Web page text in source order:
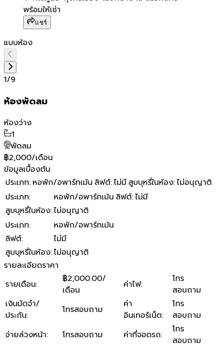
พร้อมให้เช่า
แชร์
แบบห้อง
1/9
ห้องพัดลม
ห้องว่าง
1
พัดลม
฿2,000/เดือน
ข้อมูลเบื้องต้น
ประเภท: หอพัก/อพาร์ทเม้น ลิฟต์:ไม่มี สูบบุหรี่ในห้อง:ไม่อนุญาติ
ประเภท: หอพัก/อพาร์ทเม้น ลิฟต์:ไม่มี
สูบบุหรี่ในห้อง:ไม่อนุญาติ
ประเภท:
หอพัก/อพาร์ทเม้น
ลิฟต์:
ไม่มี
สูบบุหรี่ในห้อง:ไม่อนุญาติ
รายละเอียดราคา
รายเดือน:
฿2,000.00/
เดือน
ค่าไฟ:
โทร
สอบถาม
เงินมัดจำ/
ประกัน: โทรสอบถาม
ค่า
อินเทอร์เน็ต:
โทร
สอบถาม
จ่ายล่วงหน้า: โทรสอบถาม ค่าที่จอดรถ:
โทร
สอบถาม